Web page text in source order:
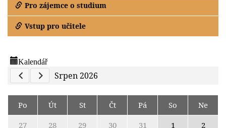
Pro zájemce o studium
Vstup pro učitele
Kalendář
Previous Calendar
Next Calendar
Srpen 2026
Po Út St Čt Pá So
Ne
27
28 29 30 31 1
2